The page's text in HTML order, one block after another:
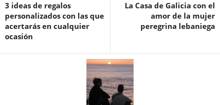
3 ideas de regalos
personalizados con las que
acertarás en cualquier
ocasión
La Casa de Galicia con el
amor de la mujer
peregrina lebaniega